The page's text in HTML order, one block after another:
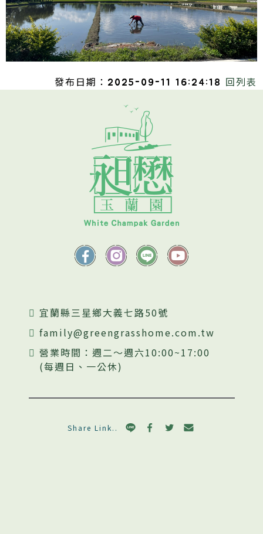
發布日期：2025-09-11 16:24:18 回列表
宜蘭縣三星鄉大義七路50號
family@greengrasshome.com.tw
營業時間：週二～週六10:00~17:00
(每週日、一公休)
Share Link..